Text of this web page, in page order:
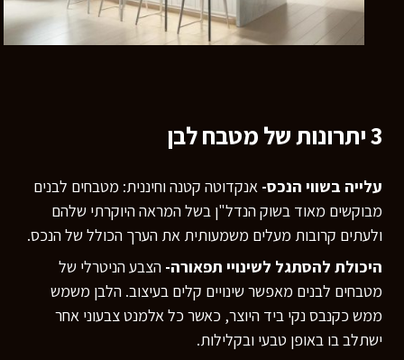
3 יתרונות של מטבח לבן
עלייה בשווי הנכס- אנקדוטה קטנה וחיננית: מטבחים לבנים
מבוקשים מאוד בשוק הנדל"ן בשל המראה היוקרתי שלהם
ולעתים קרובות מעלים משמעותית את הערך הכולל של הנכס.
היכולת להסתגל לשינויי תפאורה- הצבע הניטרלי של
מטבחים לבנים מאפשר שינויים קלים בעיצוב. הלבן משמש
ממש כקנבס נקי ביד היוצר, כאשר כל אלמנט צבעוני אחר
ישתלב בו באופן טבעי ובקלילות.